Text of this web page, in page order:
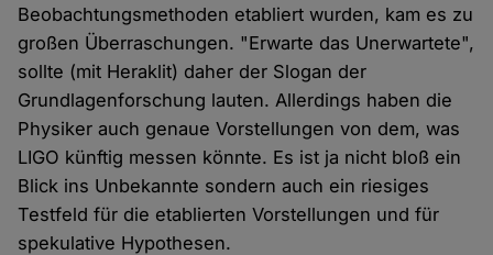
Beobachtungsmethoden etabliert wurden, kam es zu
großen Überraschungen. "Erwarte das Unerwartete",
sollte (mit Heraklit) daher der Slogan der
Grundlagenforschung lauten. Allerdings haben die
Physiker auch genaue Vorstellungen von dem, was
LIGO künftig messen könnte. Es ist ja nicht bloß ein
Blick ins Unbekannte sondern auch ein riesiges
Testfeld für die etablierten Vorstellungen und für
spekulative Hypothesen.